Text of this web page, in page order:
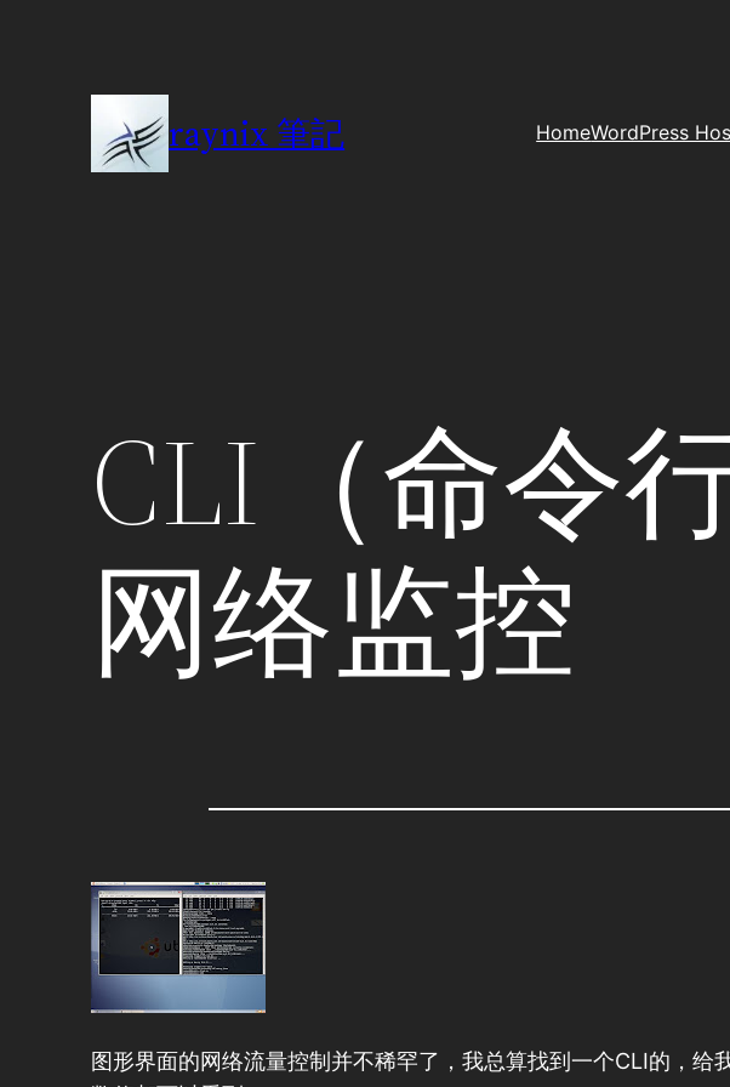
raynix 筆記 HomeWordPress
CLI（命令
网络监控
图形界面的网络流量控制并不稀罕了，我总算找到一个CLI的，